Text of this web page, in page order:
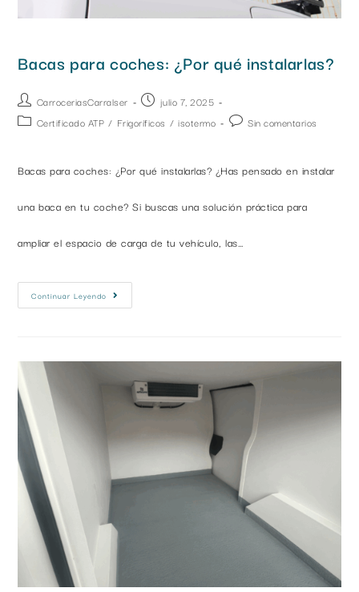
Bacas para coches: ¿Por qué instalarlas?
CarroceriasCarralser
julio 7, 2025
Certificado ATP / Frigoríficos / isotermo Sin comentarios
Bacas para coches: ¿Por qué instalarlas? ¿Has pensado en instalar
una baca en tu coche? Si buscas una solución práctica para
ampliar el espacio de carga de tu vehículo, las…
Continuar Leyendo